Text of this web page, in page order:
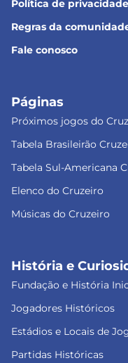
Política de privacidade
Regras da
Fale conosco
Páginas
Próximos jogos do
Tabela Brasileirão
Tabela Sul-Americana
Elenco do Cruzeiro
Músicas do Cruzeiro
História e
Fundação e História
Jogadores Históricos
Estádios e Locais de
Partidas Históricas